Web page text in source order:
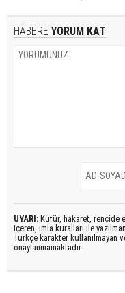
HABERE YORUM KAT
UYARI: Küfür, hakaret, rencide
içeren, imla kuralları ile
Türkçe karakter kullanılmayan
onaylanmamaktadır.